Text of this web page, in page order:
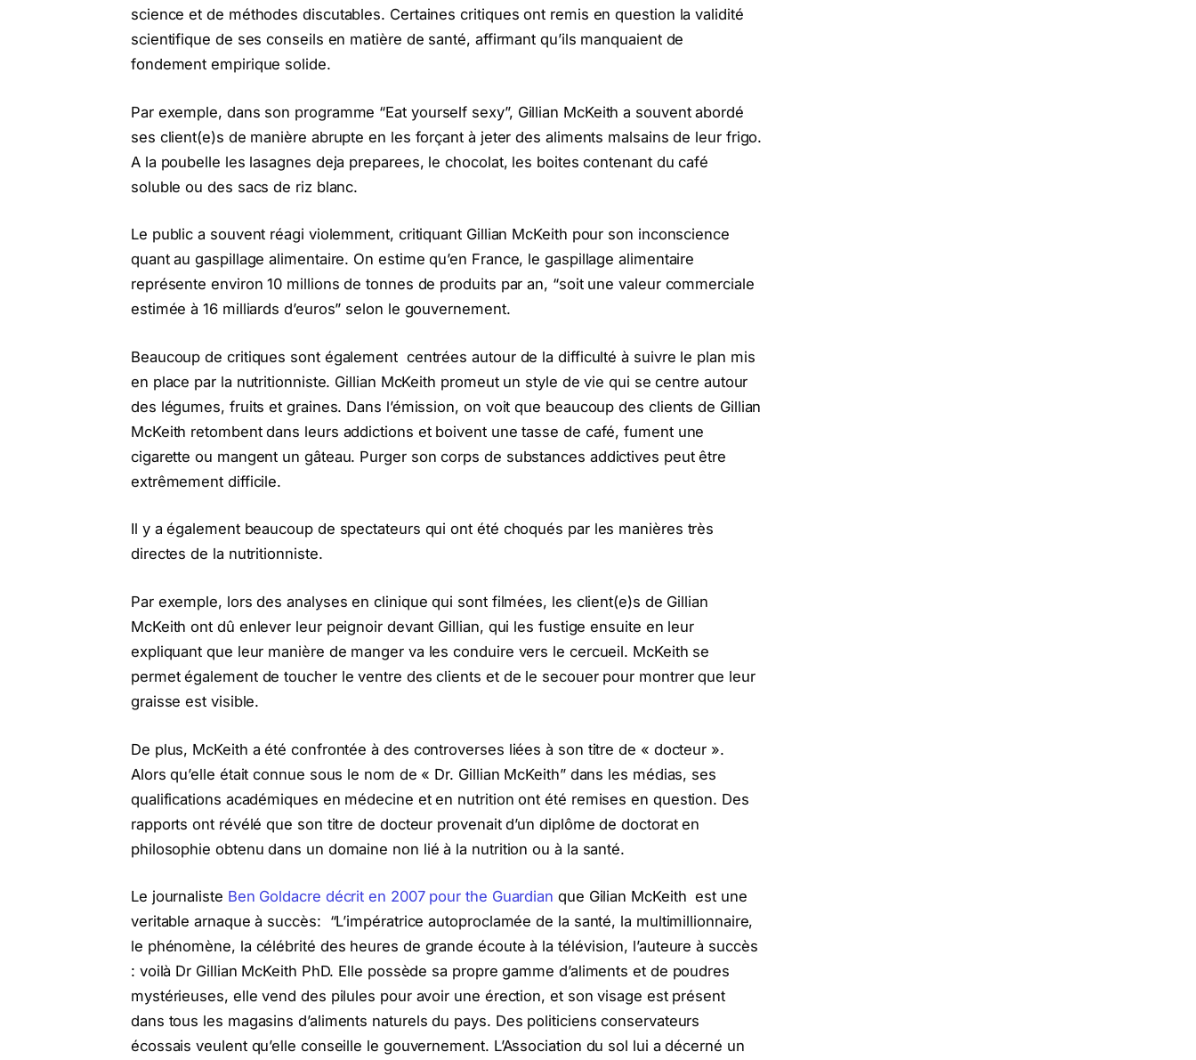
science et de méthodes discutables. Certaines critiques ont remis en question la validité
scientifique de ses conseils en matière de santé, affirmant qu’ils manquaient de
fondement empirique solide.
Par exemple, dans son programme “Eat yourself sexy”, Gillian McKeith a souvent abordé
ses client(e)s de manière abrupte en les forçant à jeter des aliments malsains de leur frigo.
A la poubelle les lasagnes deja preparees, le chocolat, les boites contenant du café
soluble ou des sacs de riz blanc.
Le public a souvent réagi violemment, critiquant Gillian McKeith pour son inconscience
quant au gaspillage alimentaire. On estime qu’en France, le gaspillage alimentaire
représente environ 10 millions de tonnes de produits par an, “soit une valeur commerciale
estimée à 16 milliards d’euros” selon le gouvernement.
Beaucoup de critiques sont également centrées autour de la difficulté à suivre le plan mis
en place par la nutritionniste. Gillian McKeith promeut un style de vie qui se centre autour
des légumes, fruits et graines. Dans l’émission, on voit que beaucoup des clients de Gillian
McKeith retombent dans leurs addictions et boivent une tasse de café, fument une
cigarette ou mangent un gâteau. Purger son corps de substances addictives peut être
extrêmement difficile.
Il y a également beaucoup de spectateurs qui ont été choqués par les manières très
directes de la nutritionniste.
Par exemple, lors des analyses en clinique qui sont filmées, les client(e)s de Gillian
McKeith ont dû enlever leur peignoir devant Gillian, qui les fustige ensuite en leur
expliquant que leur manière de manger va les conduire vers le cercueil. McKeith se
permet également de toucher le ventre des clients et de le secouer pour montrer que leur
graisse est visible.
De plus, McKeith a été confrontée à des controverses liées à son titre de « docteur ».
Alors qu’elle était connue sous le nom de « Dr. Gillian McKeith” dans les médias, ses
qualifications académiques en médecine et en nutrition ont été remises en question. Des
rapports ont révélé que son titre de docteur provenait d’un diplôme de doctorat en
philosophie obtenu dans un domaine non lié à la nutrition ou à la santé.
Le journaliste Ben Goldacre décrit en 2007 pour the Guardian que Gilian McKeith est une
veritable arnaque à succès: “L’impératrice autoproclamée de la santé, la multimillionnaire,
le phénomène, la célébrité des heures de grande écoute à la télévision, l’auteure à succès
: voilà Dr Gillian McKeith PhD. Elle possède sa propre gamme d’aliments et de poudres
mystérieuses, elle vend des pilules pour avoir une érection, et son visage est présent
dans tous les magasins d’aliments naturels du pays. Des politiciens conservateurs
écossais veulent qu’elle conseille le gouvernement. L’Association du sol lui a décerné un